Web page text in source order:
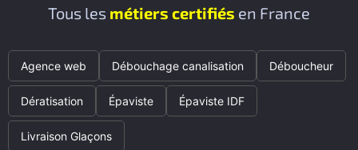
Tous les métiers certifiés en France
Agence web Débouchage canalisation Déboucheur
Dératisation Épaviste Épaviste IDF
Livraison Glaçons